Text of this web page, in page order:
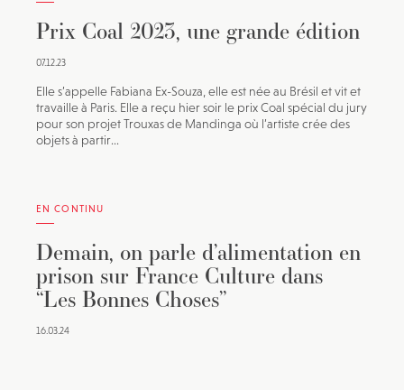
Prix Coal 2023, une grande édition
07.12.23
Elle s’appelle Fabiana Ex-Souza, elle est née au Brésil et vit et
travaille à Paris. Elle a reçu hier soir le prix Coal spécial du jury
pour son projet Trouxas de Mandinga où l’artiste crée des
objets à partir...
EN CONTINU
Demain, on parle d’alimentation en
prison sur France Culture dans
“Les Bonnes Choses”
16.03.24